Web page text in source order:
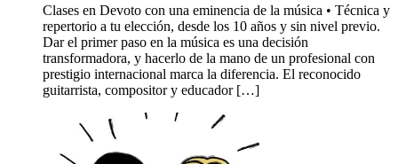
Clases en Devoto con una eminencia de la música • Técnica y
repertorio a tu elección, desde los 10 años y sin nivel previo.
Dar el primer paso en la música es una decisión
transformadora, y hacerlo de la mano de un profesional con
prestigio internacional marca la diferencia. El reconocido
guitarrista, compositor y educador […]